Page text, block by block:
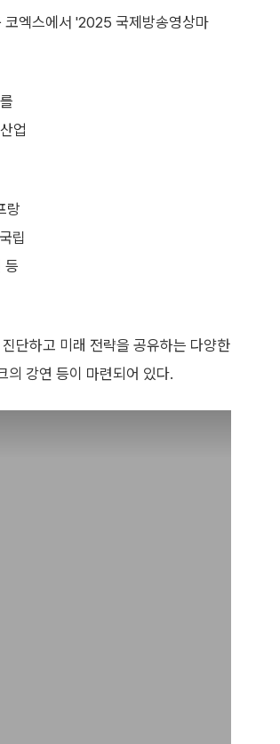
코엑스에서 '2025 국제방송영상마
업
랑
립
등
단하고 미래 전략을 공유하는 다양한
의 강연 등이 마련되어 있다.